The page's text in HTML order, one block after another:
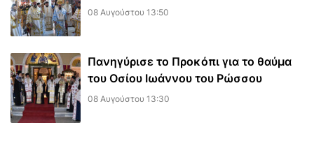
08 Αυγούστου 13:50
Πανηγύρισε το Προκόπι για το θαύμα
του Οσίου Ιωάννου του Ρώσσου
08 Αυγούστου 13:30